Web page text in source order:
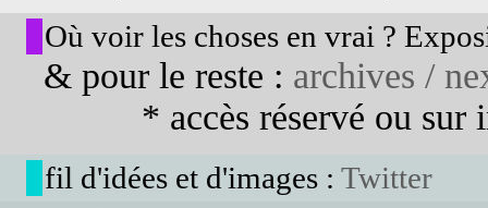
Où voir les choses en vrai ?
& pour le reste : archives /
* accès réservé ou sur
fil d'idées et d'images : Twitter